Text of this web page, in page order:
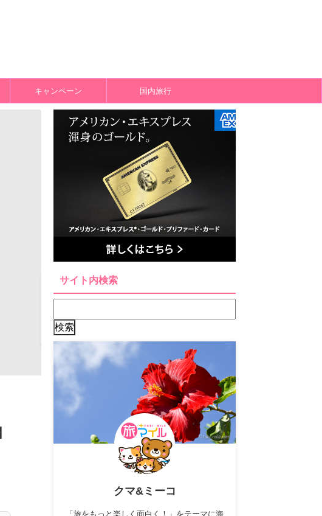
キャンペーン 国内旅行
サイト内検索
クマ&ミーコ
「旅をもっと楽しく面白く！」をテーマに海